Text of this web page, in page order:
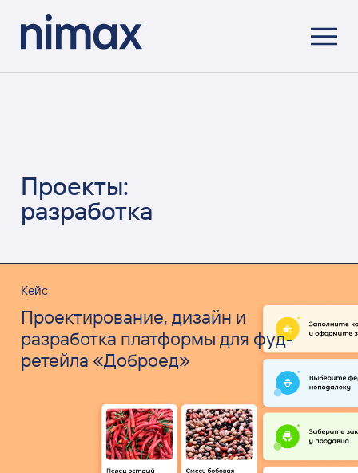
Проекты:
разработка
Кейс
Проектирование, дизайн и
разработка платформы для фуд-
ретейла «Доброед»